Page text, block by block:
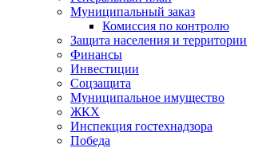
Муниципальный заказ
Комиссия по контролю
Защита населения и территории
Финансы
Инвестиции
Соцзащита
Муниципальное имущество
ЖКХ
Инспекция гостехнадзора
Победа